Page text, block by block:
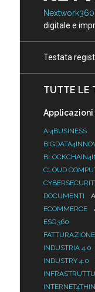
Nextwork360
digitale e
Testata
TUTTE LE
AI4BUSINESS
CLOUD
DOCUMENTI
ECOMMERCE
ESG360
FATTURAZIONE
INDUSTRIA 4.0
INDUSTRY 4.0